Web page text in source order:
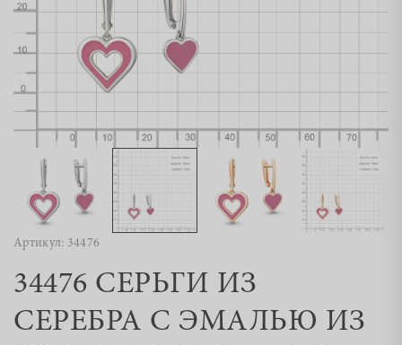
Артикул: 34476
34476 СЕРЬГИ ИЗ
СЕРЕБРА С ЭМАЛЬЮ ИЗ